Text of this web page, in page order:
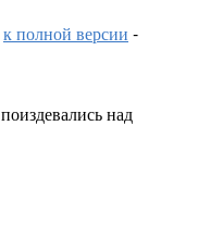
к полной версии -
над